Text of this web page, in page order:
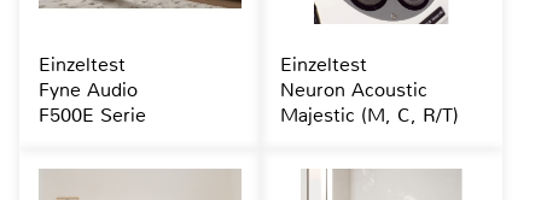
Einzeltest
Fyne Audio
F500E Serie
Einzeltest
Neuron Acoustic
Majestic (M, C, R/T)